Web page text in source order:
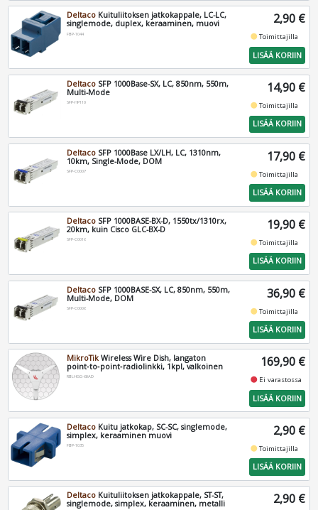
Deltaco Kuituliitoksen jatkokappale, LC-LC,
singlemode, duplex, keraaminen, muovi
FBP-1044
2,90 €
fiber_manual_recordToimittajilla
LISÄÄ KORIIN
Deltaco SFP 1000Base-SX, LC, 850nm, 550m,
Multi-Mode
SFP-HP110
14,90 €
fiber_manual_recordToimittajilla
LISÄÄ KORIIN
Deltaco SFP 1000Base LX/LH, LC, 1310nm,
10km, Single-Mode, DOM
SFP-C0007
17,90 €
fiber_manual_recordToimittajilla
LISÄÄ KORIIN
Deltaco SFP 1000BASE-BX-D, 1550tx/1310rx,
20km, kuin Cisco GLC-BX-D
SFP-C0016
19,90 €
fiber_manual_recordToimittajilla
LISÄÄ KORIIN
Deltaco SFP 1000BASE-SX, LC, 850nm, 550m,
Multi-Mode, DOM
SFP-C0006
36,90 €
fiber_manual_recordToimittajilla
LISÄÄ KORIIN
MikroTikWireless Wire Dish, langaton
point‑to‑point‑radiolinkki, 1kpl, valkoinen
RBLHGG-60AD
169,90 €
fiber_manual_record Ei varastossa
LISÄÄ KORIIN
Deltaco Kuitu jatkokap, SC-SC, singlemode,
simplex, keraaminen muovi
FBP-1035
2,90 €
fiber_manual_recordToimittajilla
LISÄÄ KORIIN
Deltaco Kuituliitoksen jatkokappale, ST-ST,
singlemode, simplex, keraaminen, metalli
2,90 €